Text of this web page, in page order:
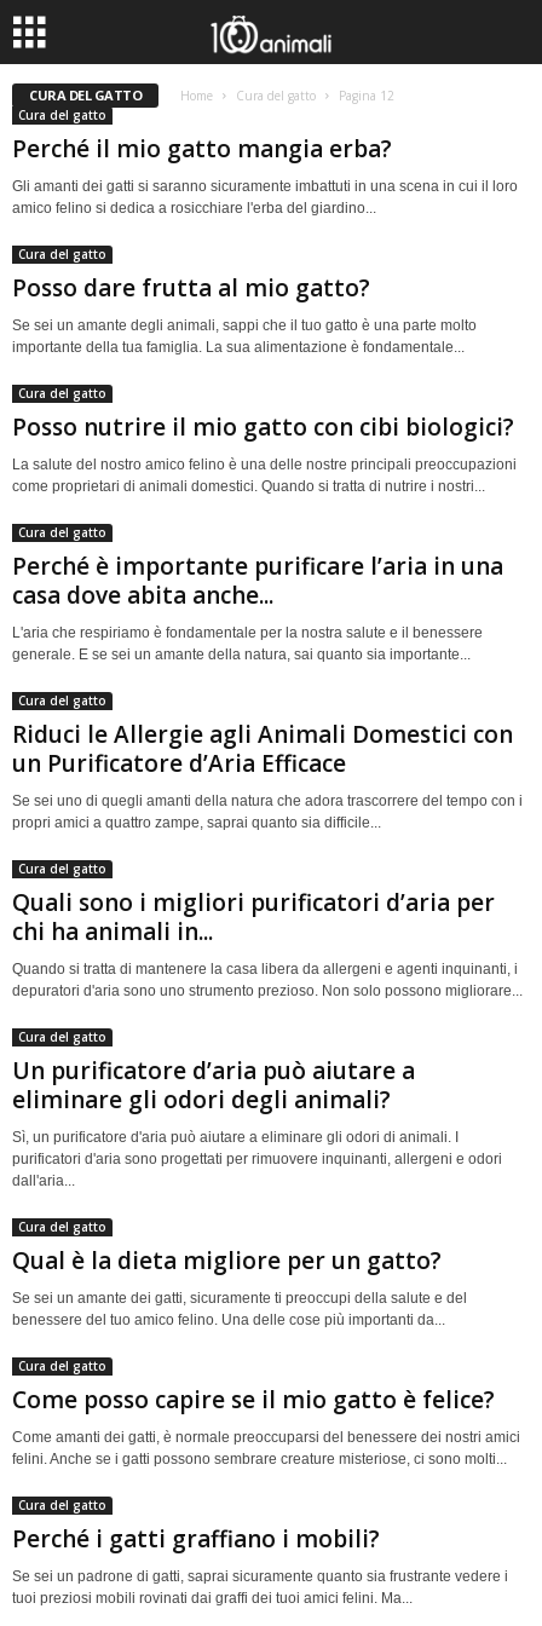
CURA DEL GATTO Home Cura del gatto
Pagina 12
Cura del gatto
Perché il mio gatto mangia erba?
Gli amanti dei gatti si saranno sicuramente imbattuti in una scena in cui il loro
amico felino si dedica a rosicchiare l'erba del giardino...
Cura del gatto
Posso dare frutta al mio gatto?
Se sei un amante degli animali, sappi che il tuo gatto è una parte molto
importante della tua famiglia. La sua alimentazione è fondamentale...
Cura del gatto
Posso nutrire il mio gatto con cibi biologici?
La salute del nostro amico felino è una delle nostre principali preoccupazioni
come proprietari di animali domestici. Quando si tratta di nutrire i nostri...
Cura del gatto
Perché è importante purificare l’aria in una
casa dove abita anche...
L'aria che respiriamo è fondamentale per la nostra salute e il benessere
generale. E se sei un amante della natura, sai quanto sia importante...
Cura del gatto
Riduci le Allergie agli Animali Domestici con
un Purificatore d’Aria Efficace
Se sei uno di quegli amanti della natura che adora trascorrere del tempo con i
propri amici a quattro zampe, saprai quanto sia difficile...
Cura del gatto
Quali sono i migliori purificatori d’aria per
chi ha animali in...
Quando si tratta di mantenere la casa libera da allergeni e agenti inquinanti, i
depuratori d'aria sono uno strumento prezioso. Non solo possono migliorare...
Cura del gatto
Un purificatore d’aria può aiutare a
eliminare gli odori degli animali?
Sì, un purificatore d'aria può aiutare a eliminare gli odori di animali. I
purificatori d'aria sono progettati per rimuovere inquinanti, allergeni e odori
dall'aria...
Cura del gatto
Qual è la dieta migliore per un gatto?
Se sei un amante dei gatti, sicuramente ti preoccupi della salute e del
benessere del tuo amico felino. Una delle cose più importanti da...
Cura del gatto
Come posso capire se il mio gatto è felice?
Come amanti dei gatti, è normale preoccuparsi del benessere dei nostri amici
felini. Anche se i gatti possono sembrare creature misteriose, ci sono molti...
Cura del gatto
Perché i gatti graffiano i mobili?
Se sei un padrone di gatti, saprai sicuramente quanto sia frustrante vedere i
tuoi preziosi mobili rovinati dai graffi dei tuoi amici felini. Ma...